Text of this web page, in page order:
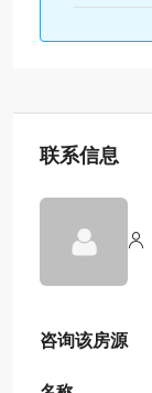
联系信息
咨询该房源